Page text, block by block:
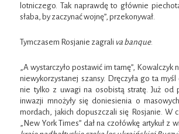
lotniczego. Tak naprawdę to głównie
słaba, by zaczynać wojnę”, przekonywał.
Tymczasem Rosjanie zagrali va banque.
„A wystarczyło postawić im tamę”, Kowalczyk
niewykorzystanej szansy. Dręczyła go ta
nie tylko z uwagi na osobistą stratę. Już od
inwazji mnożyły się doniesienia o
mordach, jakich dopuszczali się Rosjanie. W
„New York Times” dał na czołówkę artykuł z